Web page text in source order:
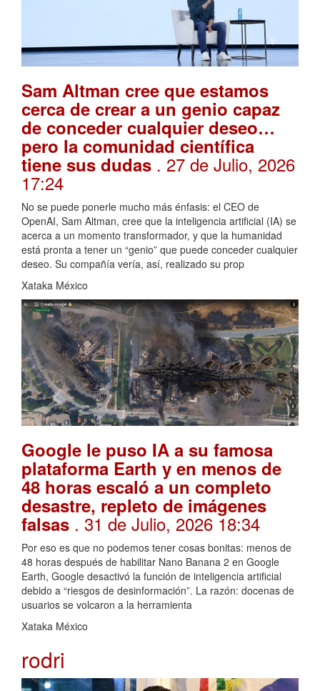
Sam Altman cree que estamos
cerca de crear a un genio capaz
de conceder cualquier deseo…
pero la comunidad científica
tiene sus dudas . 27 de Julio, 2026
17:24
No se puede ponerle mucho más énfasis: el CEO de
OpenAI, Sam Altman, cree que la inteligencia artificial (IA) se
acerca a un momento transformador, y que la humanidad
está pronta a tener un “genio” que puede conceder cualquier
deseo. Su compañía vería, así, realizado su prop
Xataka México
Google le puso IA a su famosa
plataforma Earth y en menos de
48 horas escaló a un completo
desastre, repleto de imágenes
falsas . 31 de Julio, 2026 18:34
Por eso es que no podemos tener cosas bonitas: menos de
48 horas después de habilitar Nano Banana 2 en Google
Earth, Google desactivó la función de inteligencia artificial
debido a “riesgos de desinformación”. La razón: docenas de
usuarios se volcaron a la herramienta
Xataka México
rodri